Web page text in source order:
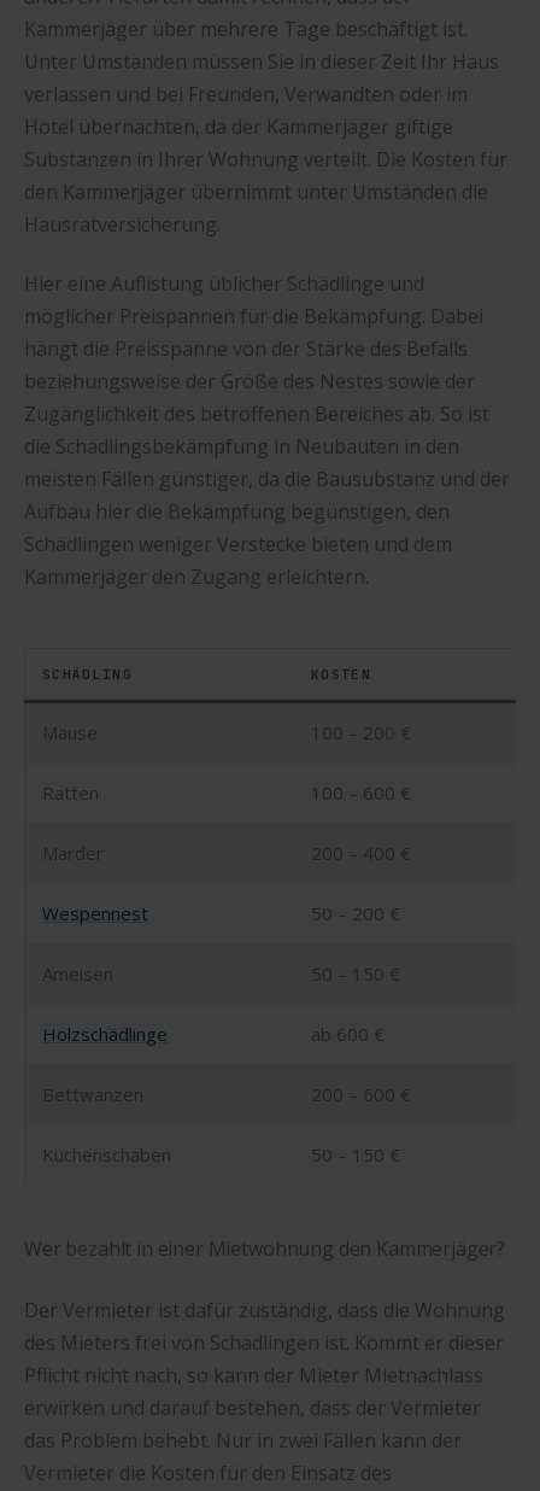
Kammerjäger über mehrere Tage beschäftigt ist.
Unter Umständen müssen Sie in dieser Zeit Ihr Haus
verlassen und bei Freunden, Verwandten oder im
Hotel übernachten, da der Kammerjäger giftige
Substanzen in Ihrer Wohnung verteilt. Die Kosten für
den Kammerjäger übernimmt unter Umständen die
Hausratversicherung.
Hier eine Auflistung üblicher Schädlinge und
möglicher Preispannen für die Bekämpfung. Dabei
hängt die Preisspanne von der Stärke des Befalls
beziehungsweise der Größe des Nestes sowie der
Zugänglichkeit des betroffenen Bereiches ab. So ist
die Schädlingsbekämpfung in Neubauten in den
meisten Fällen günstiger, da die Bausubstanz und der
Aufbau hier die Bekämpfung begünstigen, den
Schädlingen weniger Verstecke bieten und dem
Kammerjäger den Zugang erleichtern.
SCHÄDLING KOSTEN
Mäuse 100 – 200 €
Ratten 100 – 600 €
Marder 200 – 400 €
Wespennest 50 – 200 €
Ameisen 50 – 150 €
Holzschädlinge ab 600 €
Bettwanzen 200 – 600 €
Küchenschaben 50 – 150 €
Wer bezahlt in einer Mietwohnung den Kammerjäger?
Der Vermieter ist dafür zuständig, dass die Wohnung
des Mieters frei von Schädlingen ist. Kommt er dieser
Pflicht nicht nach, so kann der Mieter Mietnachlass
erwirken und darauf bestehen, dass der Vermieter
das Problem behebt. Nur in zwei Fällen kann der
Vermieter die Kosten für den Einsatz des